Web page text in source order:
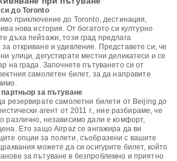
до Toronto
приключение до Toronto, дестинация,
нова история. От богатото си културно
дъха пейзажи, този град предлага
откриване и удивление. Представете си, че
улици, дегустирате местни деликатеси и се
на града. Започнете пътуването си от
самолетен билет, за да направите
за пътуване
резервирате самолетни билети от Beijing до
агент от 2011 г., ние разбираме, че
различно, независимо дали е комфорт,
Ето защо Airpaz се ангажира да ви
опции за полети, съобразени с вашите
можете да си осигурите билет, който
за пътуване в безпроблемно и приятно